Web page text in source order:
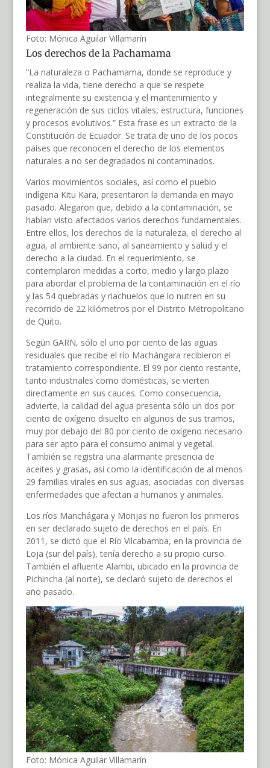
Foto: Mónica Aguilar Villamarín
Los derechos de la Pachamama
“La naturaleza o Pachamama, donde se reproduce y
realiza la vida, tiene derecho a que se respete
integralmente su existencia y el mantenimiento y
regeneración de sus ciclos vitales, estructura, funciones
y procesos evolutivos.” Esta frase es un extracto de la
Constitución de Ecuador. Se trata de uno de los pocos
países que reconocen el derecho de los elementos
naturales a no ser degradados ni contaminados.
Varios movimientos sociales, así como el pueblo
indígena Kitu Kara, presentaron la demanda en mayo
pasado. Alegaron que, debido a la contaminación, se
habían visto afectados varios derechos fundamentales.
Entre ellos, los derechos de la naturaleza, el derecho al
agua, al ambiente sano, al saneamiento y salud y el
derecho a la ciudad. En el requerimiento, se
contemplaron medidas a corto, medio y largo plazo
para abordar el problema de la contaminación en el río
y las 54 quebradas y riachuelos que lo nutren en su
recorrido de 22 kilómetros por el Distrito Metropolitano
de Quito.
Según GARN, sólo el uno por ciento de las aguas
residuales que recibe el río Machángara recibieron el
tratamiento correspondiente. El 99 por ciento restante,
tanto industriales como domésticas, se vierten
directamente en sus cauces. Como consecuencia,
advierte, la calidad del agua presenta sólo un dos por
ciento de oxígeno disuelto en algunos de sus tramos,
muy por debajo del 80 por ciento de oxígeno necesario
para ser apto para el consumo animal y vegetal.
También se registra una alarmante presencia de
aceites y grasas, así como la identificación de al menos
29 familias virales en sus aguas, asociadas con diversas
enfermedades que afectan a humanos y animales.
Los ríos Manchágara y Monjas no fueron los primeros
en ser declarado sujeto de derechos en el país. En
2011, se dictó que el Río Vilcabamba, en la provincia de
Loja (sur del país), tenía derecho a su propio curso.
También el afluente Alambi, ubicado en la provincia de
Pichincha (al norte), se declaró sujeto de derechos el
año pasado.
Foto: Mónica Aguilar Villamarín